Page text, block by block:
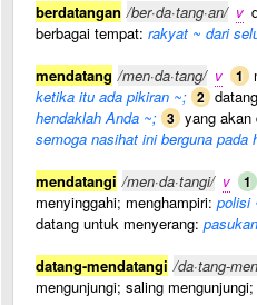
berdatangan /ber·da·tang·an/ v
berbagai tempat: rakyat ~ dari
mendatang /men·da·tang/ v 1
ketika itu ada pikiran ~; 2
hendaklah Anda ~; 3 yang akan
semoga nasihat ini berguna pada
mendatangi /men·da·tangi/ v 1
menyinggahi; menghampiri: polisi
datang untuk menyerang:
datang-mendatangi /da·tang-
mengunjungi; saling mengunjungi;